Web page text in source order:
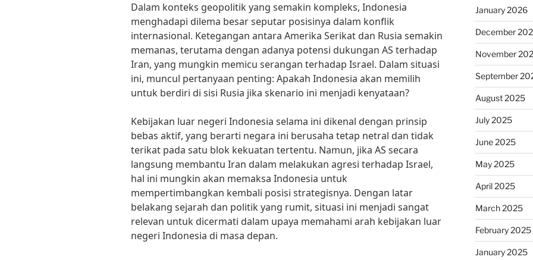
Dalam konteks geopolitik yang semakin kompleks, Indonesia
menghadapi dilema besar seputar posisinya dalam konflik
internasional. Ketegangan antara Amerika Serikat dan Rusia semakin
memanas, terutama dengan adanya potensi dukungan AS terhadap
Iran, yang mungkin memicu serangan terhadap Israel. Dalam situasi
ini, muncul pertanyaan penting: Apakah Indonesia akan memilih
untuk berdiri di sisi Rusia jika skenario ini menjadi kenyataan?
Kebijakan luar negeri Indonesia selama ini dikenal dengan prinsip
bebas aktif, yang berarti negara ini berusaha tetap netral dan tidak
terikat pada satu blok kekuatan tertentu. Namun, jika AS secara
langsung membantu Iran dalam melakukan agresi terhadap Israel,
hal ini mungkin akan memaksa Indonesia untuk
mempertimbangkan kembali posisi strategisnya. Dengan latar
belakang sejarah dan politik yang rumit, situasi ini menjadi sangat
relevan untuk dicermati dalam upaya memahami arah kebijakan luar
negeri Indonesia di masa depan.
January 2026
December
November
September
August 2025
July 2025
June 2025
May 2025
April 2025
March 2025
February 2025
January 2025